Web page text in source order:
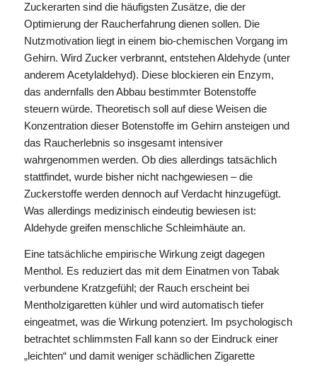
Zuckerarten sind die häufigsten Zusätze, die der
Optimierung der Raucherfahrung dienen sollen. Die
Nutzmotivation liegt in einem bio-chemischen Vorgang im
Gehirn. Wird Zucker verbrannt, entstehen Aldehyde (unter
anderem Acetylaldehyd). Diese blockieren ein Enzym,
das andernfalls den Abbau bestimmter Botenstoffe
steuern würde. Theoretisch soll auf diese Weisen die
Konzentration dieser Botenstoffe im Gehirn ansteigen und
das Raucherlebnis so insgesamt intensiver
wahrgenommen werden. Ob dies allerdings tatsächlich
stattfindet, wurde bisher nicht nachgewiesen – die
Zuckerstoffe werden dennoch auf Verdacht hinzugefügt.
Was allerdings medizinisch eindeutig bewiesen ist:
Aldehyde greifen menschliche Schleimhäute an.
Eine tatsächliche empirische Wirkung zeigt dagegen
Menthol. Es reduziert das mit dem Einatmen von Tabak
verbundene Kratzgefühl; der Rauch erscheint bei
Mentholzigaretten kühler und wird automatisch tiefer
eingeatmet, was die Wirkung potenziert. Im psychologisch
betrachtet schlimmsten Fall kann so der Eindruck einer
„leichten“ und damit weniger schädlichen Zigarette